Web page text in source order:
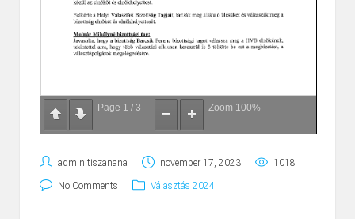
Page 1 / 3 Zoom 100%
admin.tiszanana november 17, 2023 1018
No Comments Választás 2024